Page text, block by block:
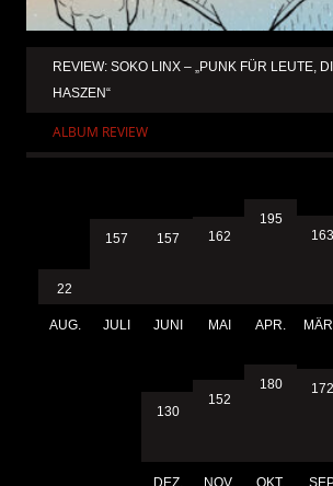
REVIEW: SOKO LINX – „PUNK FÜR LEUTE,
HASZEN“
ALBUM REVIEW
22
AUG.
157
JULI
157
JUNI
162
MAI
195
APR.
163
130
DEZ.
152
NOV.
180
OKT.
172